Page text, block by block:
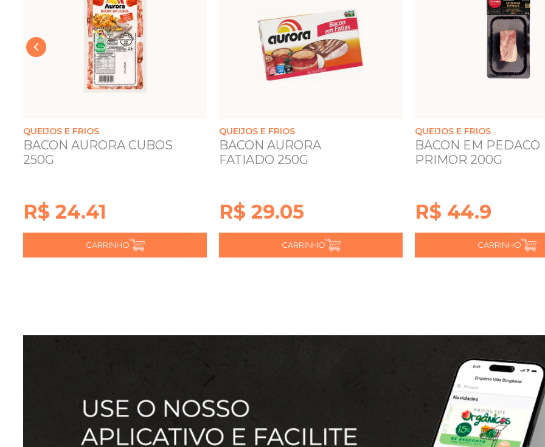
QUEIJOS E FRIOS
BACON AURORA CUBOS
250G
R$ 24.41
CARRINHO
QUEIJOS E FRIOS
BACON AURORA
FATIADO 250G
R$ 29.05
CARRINHO
QUEIJOS E FRIOS
BACON EM PEDACO
PRIMOR 200G
R$ 44.9
CARRINHO
‹